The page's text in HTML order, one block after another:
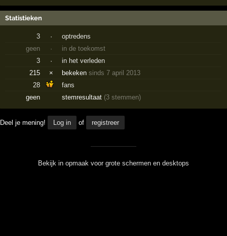
Statistieken
3 ·
optredens
geen
·
in de toekomst
3
·
in het verleden
215
× bekekensinds 7 april 2013
28
fans
geen
stemresultaat (3 stemmen)
Deel je mening! Log in of registreer
Bekijk in opmaak voor grote schermen en desktops